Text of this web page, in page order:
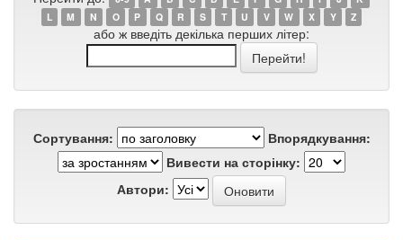
L
M N O P Q R S T U V W X Y Z
або ж введіть декілька перших літер:
Сортування:
Впорядкування:
Вивести на сторінку:
Автори: